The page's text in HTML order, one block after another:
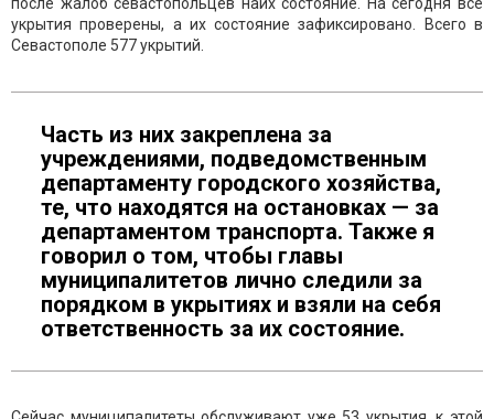
после жалоб севастопольцев наих состояние. На сегодня все
укрытия проверены, а их состояние зафиксировано. Всего в
Севастополе 577 укрытий.
Часть из них закреплена за
учреждениями, подведомственным
департаменту городского хозяйства,
те, что находятся на остановках — за
департаментом транспорта. Также я
говорил о том, чтобы главы
муниципалитетов лично следили за
порядком в укрытиях и взяли на себя
ответственность за их состояние.